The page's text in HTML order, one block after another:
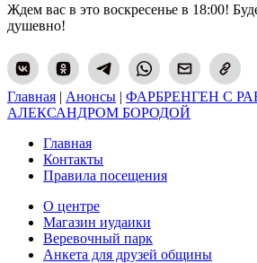
Ждем вас в это воскресенье в 18:00!
душевно!
Главная | Анонсы | ФАРБРЕНГЕН С
АЛЕКСАНДРОМ БОРОДОЙ
Главная
Контакты
Правила посещения
О центре
Магазин иудаики
Веревочный парк
Анкета для друзей общины